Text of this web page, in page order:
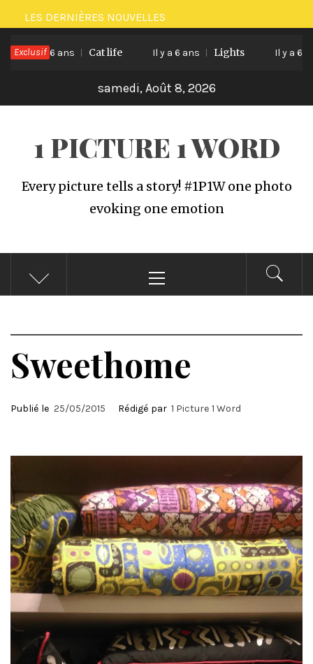
Passer
au
contenu
LES DERNIÈRES NOUVELLES
Exclusif
Il y a 6 ans Cat life Il y a 6 ans Lights Il y a 6 ans
samedi, Août 8, 2026
1 PICTURE 1 WORD
Every picture tells a story! #1P1W one photo
evoking one emotion
principal
Sweethome
Publié le 25/05/2015 Rédigé par 1 Picture 1 Word